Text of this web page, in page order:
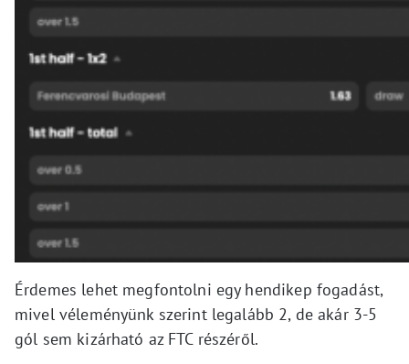
Érdemes lehet megfontolni egy hendikep fogadást,
mivel véleményünk szerint legalább 2, de akár 3-5
gól sem kizárható az FTC részéről.